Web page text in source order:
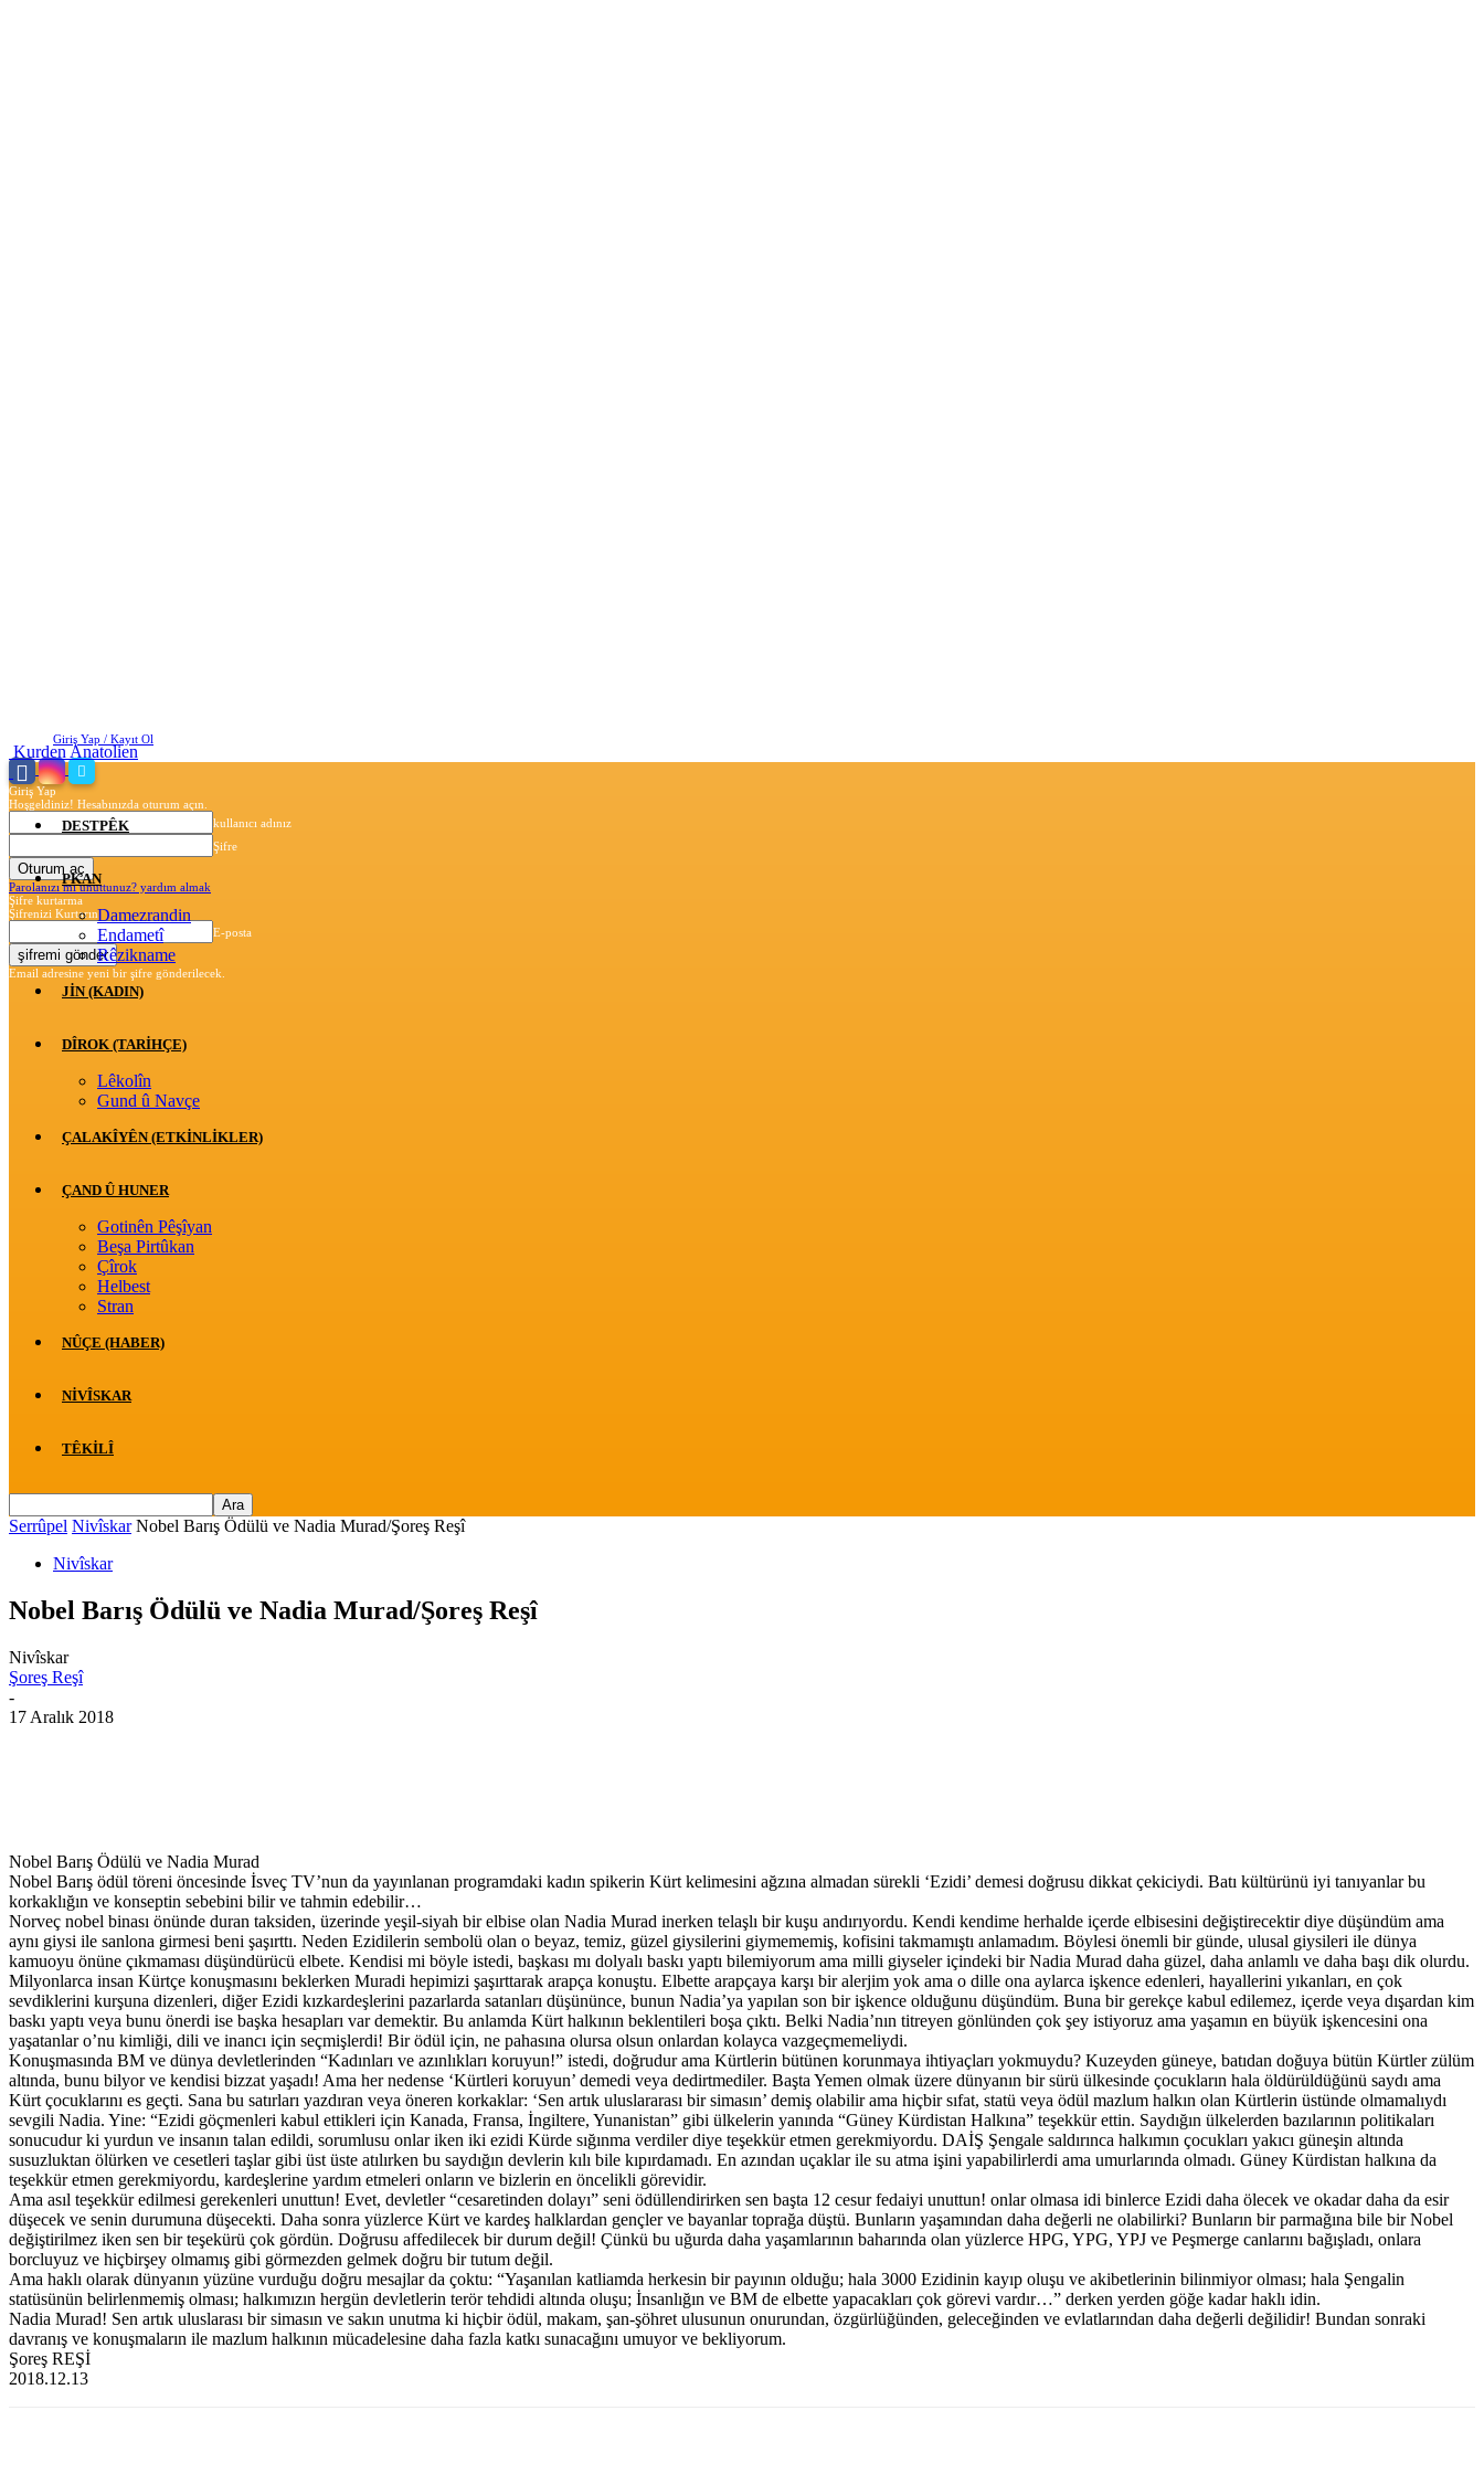
Giriş Yap / Kayıt Ol
Giriş Yap
Hoşgeldiniz! Hesabınızda oturum açın.
kullanıcı adınız
Şifre
Parolanızı mı unuttunuz? yardım almak
Şifre kurtarma
Şifrenizi Kurtarın
E-posta
Email adresine yeni bir şifre gönderilecek.
Kurden Anatolien
DESTPÊK
PKAN
Damezrandin
Endametî
Rêzikname
JİN (KADIN)
DÎROK (TARİHÇE)
Lêkolîn
Gund û Navçe
ÇALAKÎYÊN (ETKINLIKLER)
ÇAND Û HUNER
Gotinên Pêşîyan
Beşa Pirtûkan
Çîrok
Helbest
Stran
NÛÇE (HABER)
NIVÎSKAR
TÊKILÎ
Serrûpel Nivîskar Nobel Barış Ödülü ve Nadia Murad/Şoreş Reşî
Nivîskar
Nobel Barış Ödülü ve Nadia Murad/Şoreş Reşî
Nivîskar
Şoreş Reşî
-
17 Aralık 2018
Nobel Barış Ödülü ve Nadia Murad
Nobel Barış ödül töreni öncesinde İsveç TV’nun da yayınlanan programdaki kadın spikerin Kürt kelimesini ağzına almadan sürekli ‘Ezidi’ demesi doğrusu dikkat çekiciydi. Batı kültürünü iyi tanıyanlar bu
korkaklığın ve konseptin sebebini bilir ve tahmin edebilir…
Norveç nobel binası önünde duran taksiden, üzerinde yeşil-siyah bir elbise olan Nadia Murad inerken telaşlı bir kuşu andırıyordu. Kendi kendime herhalde içerde elbisesini değiştirecektir diye düşündüm ama
aynı giysi ile sanlona girmesi beni şaşırttı. Neden Ezidilerin sembolü olan o beyaz, temiz, güzel giysilerini giymememiş, kofisini takmamıştı anlamadım. Böylesi önemli bir günde, ulusal giysileri ile dünya
kamuoyu önüne çıkmaması düşündürücü elbete. Kendisi mi böyle istedi, başkası mı dolyalı baskı yaptı bilemiyorum ama milli giyseler içindeki bir Nadia Murad daha güzel, daha anlamlı ve daha başı dik olurdu.
Milyonlarca insan Kürtçe konuşmasını beklerken Muradi hepimizi şaşırttarak arapça konuştu. Elbette arapçaya karşı bir alerjim yok ama o dille ona aylarca işkence edenleri, hayallerini yıkanları, en çok
sevdiklerini kurşuna dizenleri, diğer Ezidi kızkardeşlerini pazarlarda satanları düşününce, bunun Nadia’ya yapılan son bir işkence olduğunu düşündüm. Buna bir gerekçe kabul edilemez, içerde veya dışardan kim
baskı yaptı veya bunu önerdi ise başka hesapları var demektir. Bu anlamda Kürt halkının beklentileri boşa çıktı. Belki Nadia’nın titreyen gönlünden çok şey istiyoruz ama yaşamın en büyük işkencesini ona
yaşatanlar o’nu kimliği, dili ve inancı için seçmişlerdi! Bir ödül için, ne pahasına olursa olsun onlardan kolayca vazgeçmemeliydi.
Konuşmasında BM ve dünya devletlerinden “Kadınları ve azınlıkları koruyun!” istedi, doğrudur ama Kürtlerin bütünen korunmaya ihtiyaçları yokmuydu? Kuzeyden güneye, batıdan doğuya bütün Kürtler zülüm
altında, bunu bilyor ve kendisi bizzat yaşadı! Ama her nedense ‘Kürtleri koruyun’ demedi veya dedirtmediler. Başta Yemen olmak üzere dünyanın bir sürü ülkesinde çocukların hala öldürüldüğünü saydı ama
Kürt çocuklarını es geçti. Sana bu satırları yazdıran veya öneren korkaklar: ‘Sen artık uluslararası bir simasın’ demiş olabilir ama hiçbir sıfat, statü veya ödül mazlum halkın olan Kürtlerin üstünde olmamalıydı
sevgili Nadia. Yine: “Ezidi göçmenleri kabul ettikleri için Kanada, Fransa, İngiltere, Yunanistan” gibi ülkelerin yanında “Güney Kürdistan Halkına” teşekkür ettin. Saydığın ülkelerden bazılarının politikaları
sonucudur ki yurdun ve insanın talan edildi, sorumlusu onlar iken iki ezidi Kürde sığınma verdiler diye teşekkür etmen gerekmiyordu. DAİŞ Şengale saldırınca halkımın çocukları yakıcı güneşin altında
susuzluktan ölürken ve cesetleri taşlar gibi üst üste atılırken bu saydığın devlerin kılı bile kıpırdamadı. En azından uçaklar ile su atma işini yapabilirlerdi ama umurlarında olmadı. Güney Kürdistan halkına da
teşekkür etmen gerekmiyordu, kardeşlerine yardım etmeleri onların ve bizlerin en öncelikli görevidir.
Ama asıl teşekkür edilmesi gerekenleri unuttun! Evet, devletler “cesaretinden dolayı” seni ödüllendirirken sen başta 12 cesur fedaiyi unuttun! onlar olmasa idi binlerce Ezidi daha ölecek ve okadar daha da esir
düşecek ve senin durumuna düşecekti. Daha sonra yüzlerce Kürt ve kardeş halklardan gençler ve bayanlar toprağa düştü. Bunların yaşamından daha değerli ne olabilirki? Bunların bir parmağına bile bir Nobel
değiştirilmez iken sen bir teşekürü çok gördün. Doğrusu affedilecek bir durum değil! Çünkü bu uğurda daha yaşamlarının baharında olan yüzlerce HPG, YPG, YPJ ve Peşmerge canlarını bağışladı, onlara
borcluyuz ve hiçbirşey olmamış gibi görmezden gelmek doğru bir tutum değil.
Ama haklı olarak dünyanın yüzüne vurduğu doğru mesajlar da çoktu: “Yaşanılan katliamda herkesin bir payının olduğu; hala 3000 Ezidinin kayıp oluşu ve akibetlerinin bilinmiyor olması; hala Şengalin
statüsünün belirlenmemiş olması; halkımızın hergün devletlerin terör tehdidi altında oluşu; İnsanlığın ve BM de elbette yapacakları çok görevi vardır…” derken yerden göğe kadar haklı idin.
Nadia Murad! Sen artık uluslarası bir simasın ve sakın unutma ki hiçbir ödül, makam, şan-şöhret ulusunun onurundan, özgürlüğünden, geleceğinden ve evlatlarından daha değerli değilidir! Bundan sonraki
davranış ve konuşmaların ile mazlum halkının mücadelesine daha fazla katkı sunacağını umuyor ve bekliyorum.
Şoreş REŞİ
2018.12.13